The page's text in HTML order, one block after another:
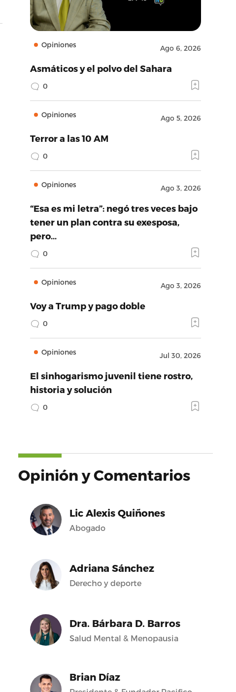
Opiniones Ago 6, 2026
Asmáticos y el polvo del Sahara
0
Opiniones Ago 5, 2026
Terror a las 10 AM
0
Opiniones Ago 3, 2026
“Esa es mi letra”: negó tres veces bajo
tener un plan contra su exesposa,
pero…
0
Opiniones Ago 3, 2026
Voy a Trump y pago doble
0
Opiniones Jul 30, 2026
El sinhogarismo juvenil tiene rostro,
historia y solución
0
Opinión y Comentarios
Lic Alexis Quiñones
Abogado
Adriana Sánchez
Derecho y deporte
Dra. Bárbara D. Barros
Salud Mental & Menopausia
Brian Díaz